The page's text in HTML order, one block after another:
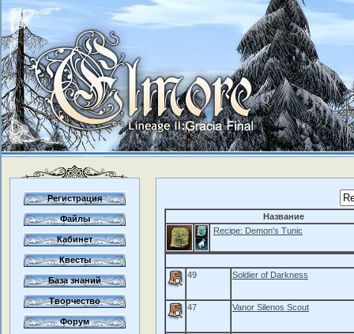
Регистрация
Файлы
Кабинет
Квесты
База знаний
Творчество
Форум
Название
Recipe: Demon's Tunic
49 Soldier of Darkness
47 Vanor Silenos Scout